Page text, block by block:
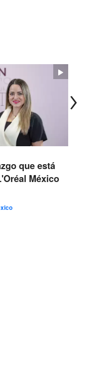
que está
México